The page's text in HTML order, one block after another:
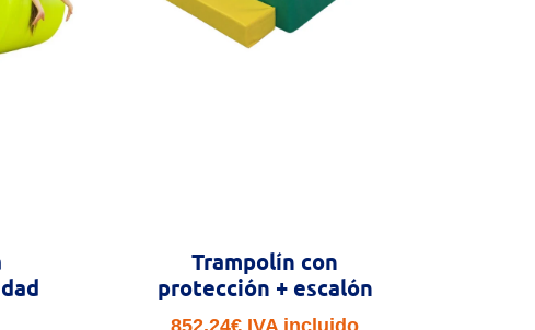
Trampolín con
protección + escalón
852.24€ IVA incluido